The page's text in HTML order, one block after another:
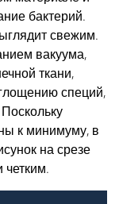
бактерий.
свежим.
вакуума,
ткани,
специй,
к минимуму, в
на срезе
четким.